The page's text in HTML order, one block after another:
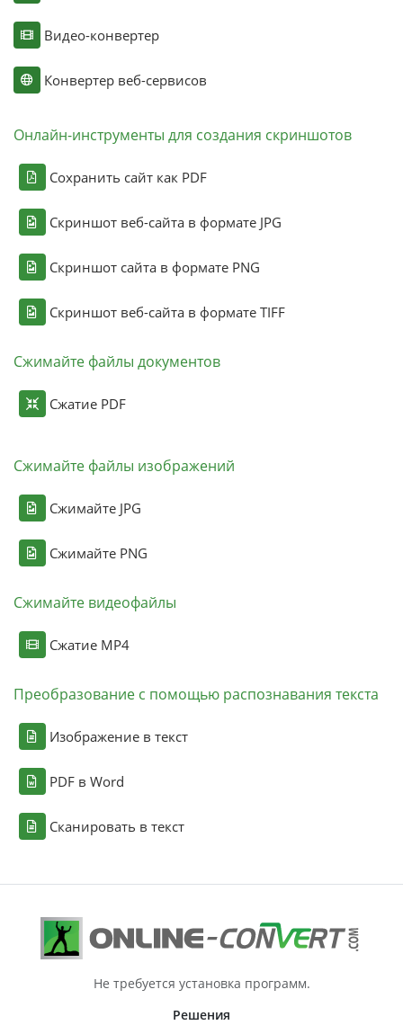
Видео-конвертер
Конвертер веб-сервисов
Онлайн-инструменты для создания скриншотов
Сохранить сайт как PDF
Скриншот веб-сайта в формате JPG
Скриншот сайта в формате PNG
Скриншот веб-сайта в формате TIFF
Сжимайте файлы документов
Сжатие PDF
Сжимайте файлы изображений
Сжимайте JPG
Сжимайте PNG
Сжимайте видеофайлы
Сжатие MP4
Преобразование с помощью распознавания текста
Изображение в текст
PDF в Word
Сканировать в текст
Не требуется установка программ.
Решения